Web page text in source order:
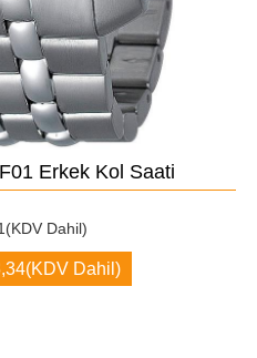
Erkek Kol Saati
(KDV Dahil)
(KDV Dahil)